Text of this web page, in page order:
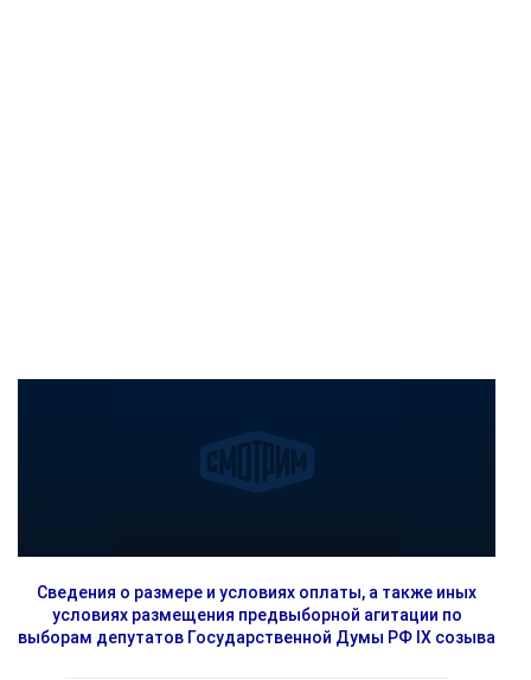
Сведения о размере и условиях оплаты, а также иных
условиях размещения предвыборной агитации по
выборам депутатов Государственной Думы РФ IX созыва